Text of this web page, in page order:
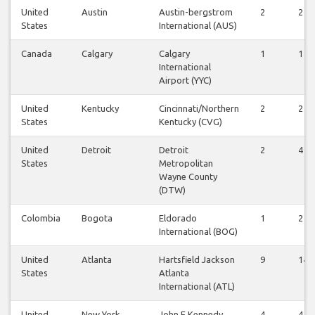
United
States
Austin
Austin-bergstrom
International (AUS)
2 2
Canada Calgary
Calgary
International
Airport (YYC)
1 1
United
States
Kentucky
Cincinnati/Northern
Kentucky (CVG)
2 2
United
States
Detroit
Detroit
Metropolitan
Wayne County
(DTW)
2 4
Colombia Bogota
Eldorado
International (BOG)
1 2
United
States
Atlanta
Hartsfield Jackson
Atlanta
International (ATL)
9 14